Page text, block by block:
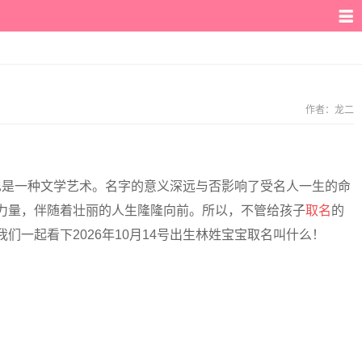
作者： 龙二
一种文学艺术。名字的意义深远与否影响了受名人一生的命
，伴随着壮丽的人生隆隆向前。所以，不管给孩子取名的
们一起看下2026年10月14号出生林姓宝宝取名叫什么！